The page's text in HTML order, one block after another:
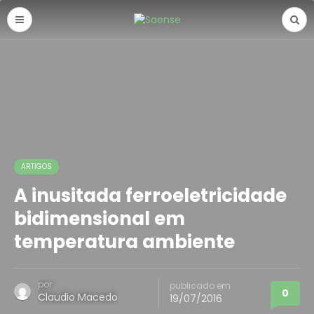
ARTIGOS
A inusitada ferroeletricidade
bidimensional em
temperatura ambiente
por
Claudio Macedo
publicado em
19/07/2016 0